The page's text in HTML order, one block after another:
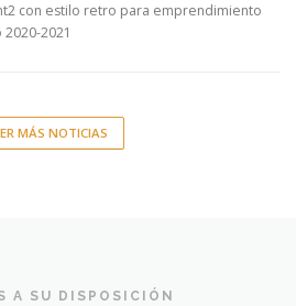
con estilo retro para emprendimiento
2021
MÁS NOTICIAS
A SU DISPOSICIÓN